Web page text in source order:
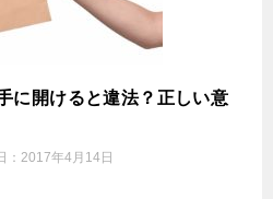
に開けると違法？正しい意
： 2017年4月14日